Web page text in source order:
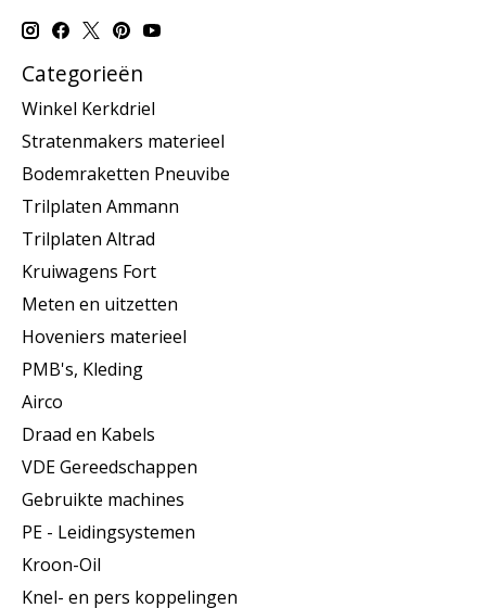
Categorieën
Winkel Kerkdriel
Stratenmakers materieel
Bodemraketten Pneuvibe
Trilplaten Ammann
Trilplaten Altrad
Kruiwagens Fort
Meten en uitzetten
Hoveniers materieel
PMB's, Kleding
Airco
Draad en Kabels
VDE Gereedschappen
Gebruikte machines
PE - Leidingsystemen
Kroon-Oil
Knel- en pers koppelingen